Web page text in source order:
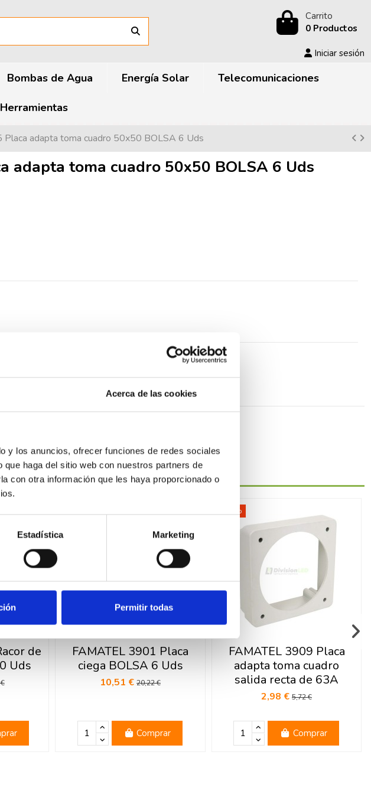
Acerca de las cookies
y los anuncios, ofrecer funciones de redes sociales
haga del sitio web con nuestros partners de
con otra información que les haya proporcionado o
Estadística Marketing
Permitir todas
Carrito
0 Productos
Iniciar sesión
Bombas de Agua Energía Solar Telecomunicaciones
Herramientas
adapta toma cuadro 50x50 BOLSA 6 Uds
adapta toma cuadro 50x50 BOLSA 6 Uds
de
Uds
FAMATEL 3901 Placa
ciega BOLSA 6 Uds
10,51 €20,22 €
Comprar
-48%
FAMATEL 3909 Placa
adapta toma cuadro
salida recta de 63A
2,98 € 5,72 €
Comprar